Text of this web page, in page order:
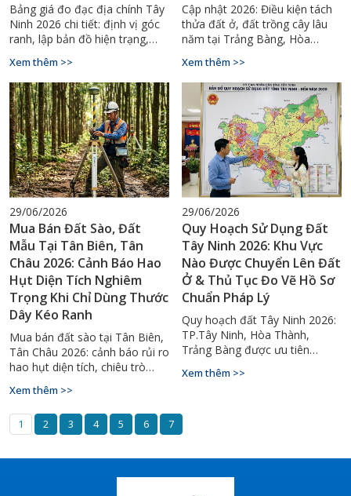
Bảng giá đo đạc địa chính Tây
Ninh 2026 chi tiết: định vị góc
ranh, lập bản đồ hiện trạng,
0929.88.66.99.
Xem thêm >>
Cập nhật 2026: Điều kiện tách
thửa đất ở, đất trồng cây lâu
năm tại Trảng Bàng, Hòa
đo địa chính chuẩn – Gọi
0929.88.66.99.
Xem thêm >>
29/06/2026
Mua Bán Đất Sào, Đất
Mẫu Tại Tân Biên, Tân
Châu 2026: Cảnh Báo Hao
Hụt Diện Tích Nghiêm
Trọng Khi Chỉ Dùng Thước
Dây Kéo Ranh
Mua bán đất sào tại Tân Biên,
Tân Châu 2026: cảnh báo rủi ro
hao hụt diện tích, chiêu trò
đạc GPS RTK chính xác.
Xem thêm >>
29/06/2026
Quy Hoạch Sử Dụng Đất
Tây Ninh 2026: Khu Vực
Nào Được Chuyển Lên Đất
Ở & Thủ Tục Đo Vẽ Hồ Sơ
Chuẩn Pháp Lý
Quy hoạch đất Tây Ninh 2026:
TP.Tây Ninh, Hòa Thành,
Trảng Bàng được ưu tiên
vẽ hồ sơ chuẩn pháp lý. Hotline:
Xem thêm >>
1 2 3 4 5 6 7